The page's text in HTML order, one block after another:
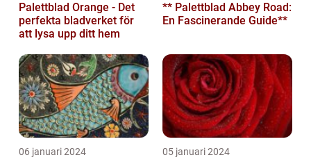
Palettblad Orange - Det
perfekta bladverket för
att lysa upp ditt hem
** Palettblad Abbey Road:
En Fascinerande Guide**
06 januari 2024 05 januari 2024